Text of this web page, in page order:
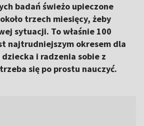
badań świeżo upieczone
trzech miesięcy, żeby
sytuacji. To właśnie 100
najtrudniejszym okresem dla
dziecka i radzenia sobie z
się po prostu nauczyć.